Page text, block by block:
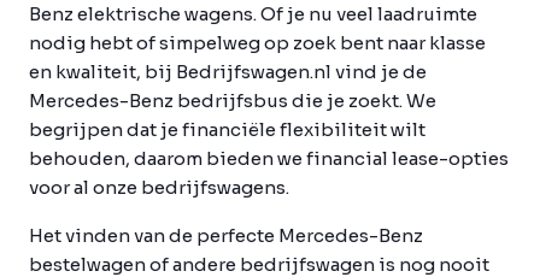
Benz elektrische wagens. Of je nu veel laadruimte
nodig hebt of simpelweg op zoek bent naar klasse
en kwaliteit, bij Bedrijfswagen.nl vind je de
Mercedes-Benz bedrijfsbus die je zoekt. We
begrijpen dat je financiële flexibiliteit wilt
behouden, daarom bieden we financial lease-opties
voor al onze bedrijfswagens.
Het vinden van de perfecte Mercedes-Benz
bestelwagen of andere bedrijfswagen is nog nooit